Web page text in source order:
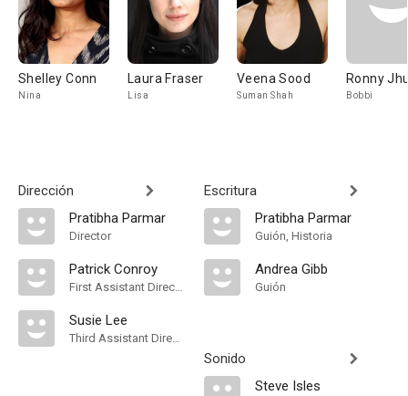
Shelley Conn
Nina
Laura Fraser
Lisa
Veena Sood
Suman Shah
Ronny
Bobbi
Dirección
Pratibha Parmar
Director
Patrick Conroy
First Assistant Director
Susie Lee
Third Assistant Director
Escritura
Pratibha Parmar
Guión, Historia
Andrea Gibb
Guión
Sonido
Steve Isles